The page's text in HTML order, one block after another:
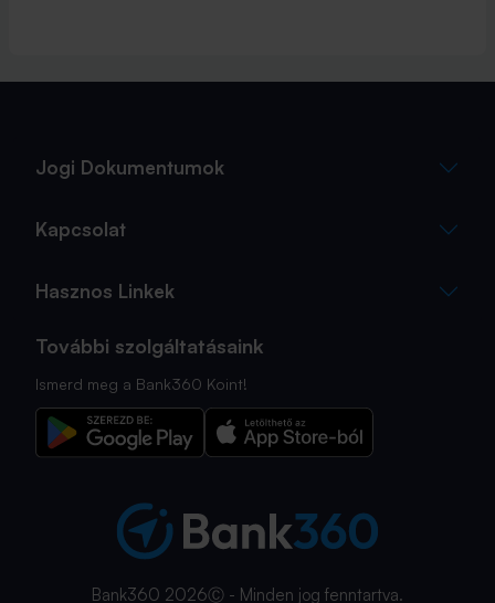
Jogi Dokumentumok
Kapcsolat
Hasznos Linkek
További szolgáltatásaink
Ismerd meg a Bank360 Koint!
Bank360 2026Ⓒ - Minden jog fenntartva.